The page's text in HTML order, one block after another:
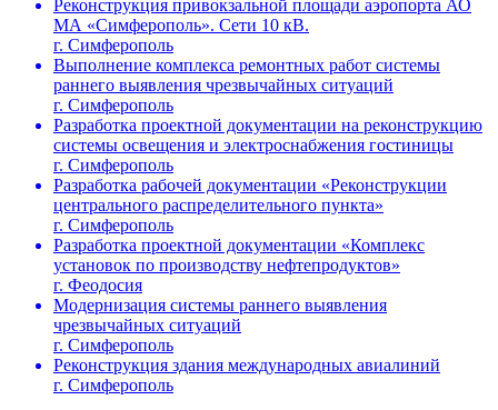
Реконструкция привокзальной площади аэропорта АО
МА «Симферополь». Сети 10 кВ.
г. Симферополь
Выполнение комплекса ремонтных работ системы
раннего выявления чрезвычайных ситуаций
г. Симферополь
Разработка проектной документации на реконструкцию
системы освещения и электроснабжения гостиницы
г. Симферополь
Разработка рабочей документации «Реконструкции
центрального распределительного пункта»
г. Симферополь
Разработка проектной документации «Комплекс
установок по производству нефтепродуктов»
г. Феодосия
Модернизация системы раннего выявления
чрезвычайных ситуаций
г. Симферополь
Реконструкция здания международных авиалиний
г. Симферополь